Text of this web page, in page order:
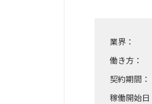
業界：
働き方：
契約期間：
稼働開始日